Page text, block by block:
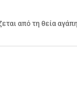
από τη θεία